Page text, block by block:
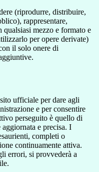
(riprodurre, distribuire,
rappresentare,
qualsiasi mezzo e formato e
per opere derivate)
il solo onere di
ufficiale per dare agli
e per consentire
perseguito è quello di
e precisa. I
completi o
continuamente attiva.
errori, si provvederà a